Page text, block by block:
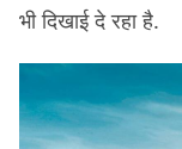
भी दिखाई दे रहा है.